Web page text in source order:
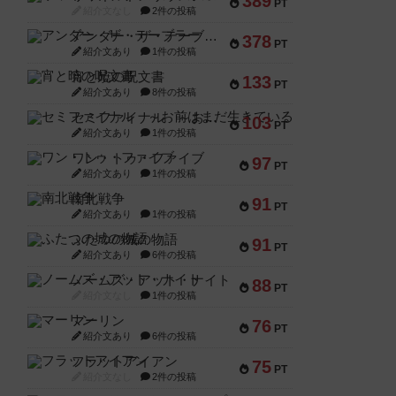
PT
2件の投稿
378 PT
アンダー・ザ・テーブラー
紹介文あり 1件の投稿
133 PT
宵と暁の呪文書
紹介文あり 8件の投稿
103 PT
セミファイナル ～お前はまだ生きている～
紹介文あり 1件の投稿
97 PT
ワン・トゥ・ファイブ
紹介文あり 1件の投稿
91 PT
南北戦争
紹介文あり 1件の投稿
91 PT
ふたつの城の物語
紹介文あり 6件の投稿
88 PT
ノームズ・アット・ナイト
1件の投稿
76 PT
マーリン
紹介文あり 6件の投稿
75 PT
フラットアイアン
2件の投稿